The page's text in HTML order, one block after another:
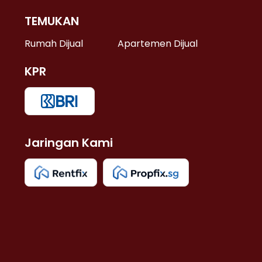
TEMUKAN
Rumah Dijual Apartemen Dijual
KPR
Jaringan Kami